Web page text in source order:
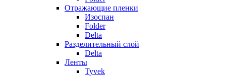
Отражающие пленки
Изоспан
Folder
Delta
Разделительный слой
Delta
Ленты
Tyvek